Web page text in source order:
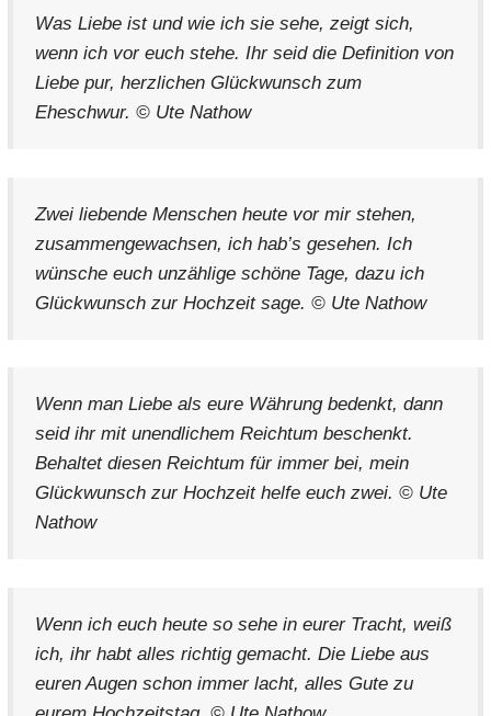
Was Liebe ist und wie ich sie sehe, zeigt sich,
wenn ich vor euch stehe. Ihr seid die Definition von
Liebe pur, herzlichen Glückwunsch zum
Eheschwur. © Ute Nathow
Zwei liebende Menschen heute vor mir stehen,
zusammengewachsen, ich hab’s gesehen. Ich
wünsche euch unzählige schöne Tage, dazu ich
Glückwunsch zur Hochzeit sage. © Ute Nathow
Wenn man Liebe als eure Währung bedenkt, dann
seid ihr mit unendlichem Reichtum beschenkt.
Behaltet diesen Reichtum für immer bei, mein
Glückwunsch zur Hochzeit helfe euch zwei. © Ute
Nathow
Wenn ich euch heute so sehe in eurer Tracht, weiß
ich, ihr habt alles richtig gemacht. Die Liebe aus
euren Augen schon immer lacht, alles Gute zu